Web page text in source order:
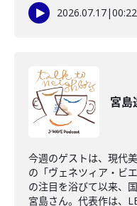
2026.07.17|
宮島
今週のゲストは、現代
の「ヴェネツィア・ビ
の注目を浴びて以来、
宮島さん。代表作は、